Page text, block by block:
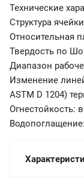
Технические
Структура
Относительная
Твердость по
Диапазон
Изменение
ASTM D 1204)
Огнестойкость: